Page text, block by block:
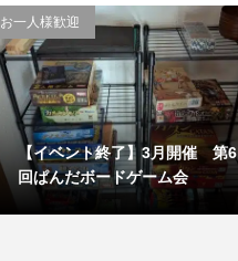
お一人様歓迎
【イベント終了】3月開催 第6
回ぱんだボードゲーム会